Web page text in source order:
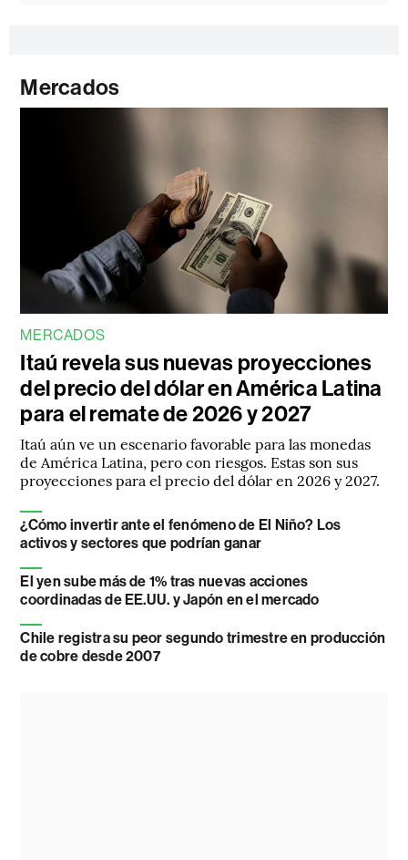
Mercados
MERCADOS
Itaú revela sus nuevas proyecciones
del precio del dólar en América Latina
para el remate de 2026 y 2027
Itaú aún ve un escenario favorable para las monedas
de América Latina, pero con riesgos. Estas son sus
proyecciones para el precio del dólar en 2026 y 2027.
¿Cómo invertir ante el fenómeno de El Niño? Los
activos y sectores que podrían ganar
El yen sube más de 1% tras nuevas acciones
coordinadas de EE.UU. y Japón en el mercado
Chile registra su peor segundo trimestre en producción
de cobre desde 2007